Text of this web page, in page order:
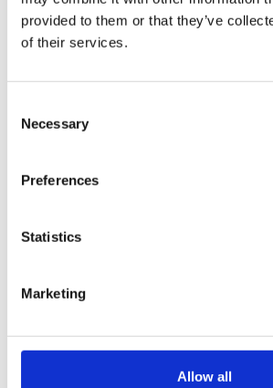
provided to them or that they’ve
of their services.
Selection
Necessary
Preferences
Statistics
Marketing
Allow all
Ein persönliches und individuell auf
T-GDI AT 2AWD
(288 PS)
Nettodarlehensbetrag